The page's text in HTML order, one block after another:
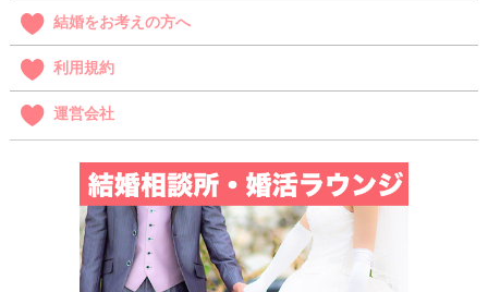
結婚をお考えの方へ
利用規約
運営会社